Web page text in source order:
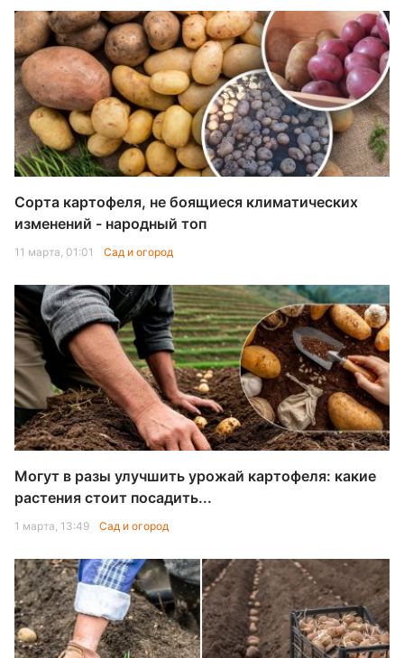
Сорта картофеля, не боящиеся климатических
изменений - народный топ
11 марта, 01:01 Сад и огород
Могут в разы улучшить урожай картофеля: какие
растения стоит посадить...
1 марта, 13:49 Сад и огород